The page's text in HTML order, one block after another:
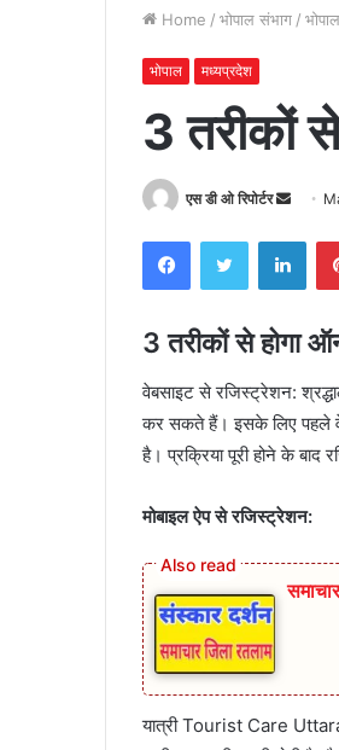
Home / भोपाल संभाग / भोपाल
भोपाल मध्यप्रदेश
3 तरीकों
एस डी ओ रिपोर्टर
Send
FacebookTwitter
3 तरीकों से होगा
वेबसाइट से रजिस्ट्रेशन:
कर सकते हैं। इसके लिए पहले
है। प्रक्रिया पूरी होने के बाद
मोबाइल ऐप से रजिस्ट्रेशन:
यात्री Tourist Care